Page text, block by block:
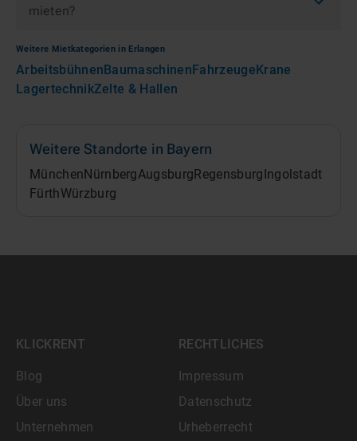
mieten?
Weitere Mietkategorien in Erlangen
ArbeitsbühnenBaumaschinenFahrzeugeKrane
LagertechnikZelte & Hallen
Weitere Standorte in Bayern
München NürnbergAugsburg Regensburg Ingolstadt
FürthWürzburg
KLICKRENT
Blog
Über uns
Unternehmen
RECHTLICHES
Impressum
Datenschutz
Urheberrecht